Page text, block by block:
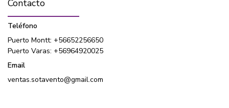
Contacto
Teléfono
Puerto Montt: +56652256650
Puerto Varas: +56964920025
Email
ventas.sotavento@gmail.com